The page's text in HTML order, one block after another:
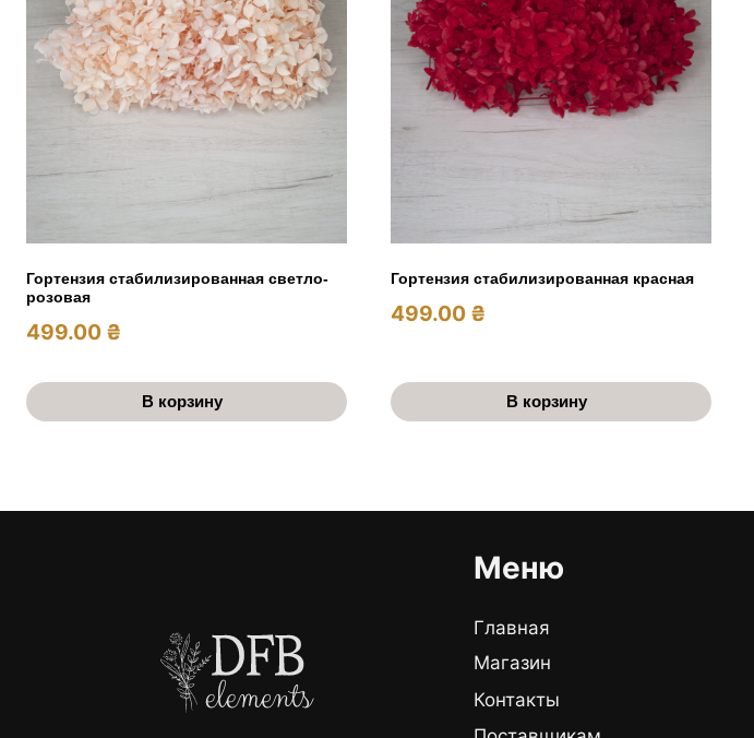
Гортензия стабилизированная светло-
розовая
499.00 ₴
В корзину
Гортензия стабилизированная красная
499.00 ₴
В корзину
Меню
Главная
Магазин
Контакты